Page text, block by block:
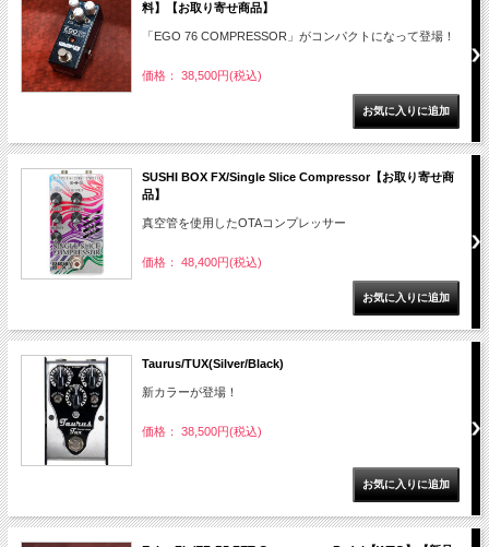
料】【お取り寄せ商品】
「EGO 76 COMPRESSOR」がコンパクトになって登場！
価格： 38,500円(税込)
SUSHI BOX FX/Single Slice Compressor【お取り寄せ商
品】
真空管を使用したOTAコンプレッサー
価格： 48,400円(税込)
Taurus/TUX(Silver/Black)
新カラーが登場！
価格： 38,500円(税込)